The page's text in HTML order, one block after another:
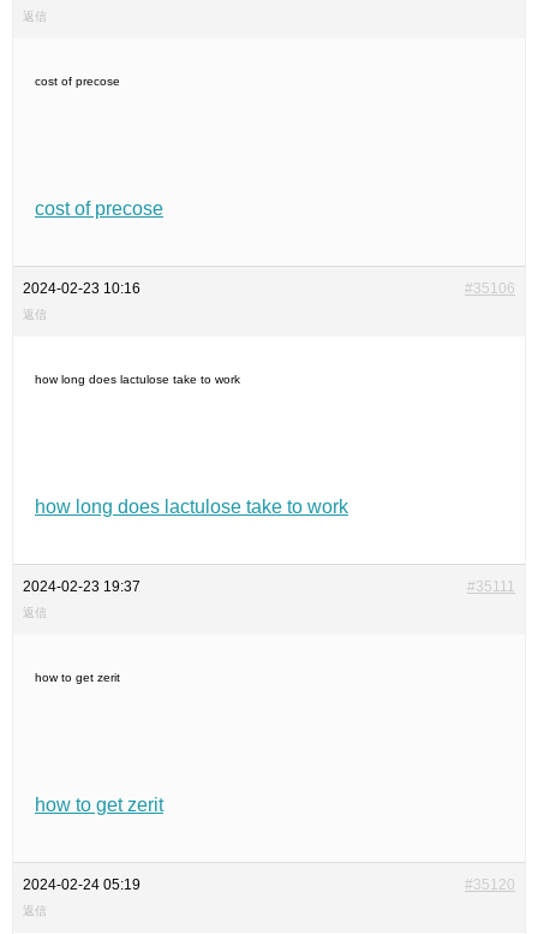
返信
cost of precose
cost of precose
2024-02-23 10:16 #35106
返信
how long does lactulose take to work
how long does lactulose take to work
2024-02-23 19:37 #35111
返信
how to get zerit
how to get zerit
2024-02-24 05:19 #35120
返信